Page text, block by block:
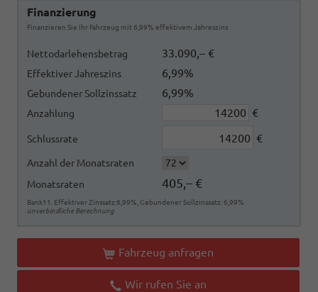
Finanzierung
Finanzieren Sie Ihr Fahrzeug mit 6,99% effektivem Jahreszins
Nettodarlehensbetrag 33.090,– €
Effektiver Jahreszins 6,99%
Gebundener Sollzinssatz 6,99%
Anzahlung €
Schlussrate €
Anzahl der Monatsraten
Monatsraten
405,– €
Bank11. Effektiver Zinssatz:6,99%, Gebundener Sollzinssatz: 6,99%
unverbindliche Berechnung
Fahrzeug anfragen
Wir rufen Sie an